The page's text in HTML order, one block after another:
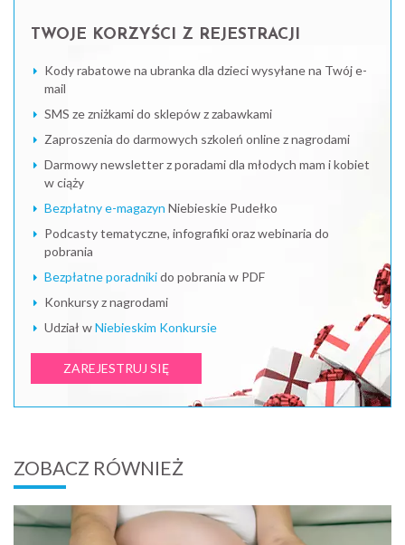
TWOJE KORZYŚCI Z REJESTRACJI
Kody rabatowe na ubranka dla dzieci wysyłane na Twój e-
mail
SMS ze zniżkami do sklepów z zabawkami
Zaproszenia do darmowych szkoleń online z nagrodami
Darmowy newsletter z poradami dla młodych mam i kobiet
w ciąży
Bezpłatny e-magazyn Niebieskie Pudełko
Podcasty tematyczne, infografiki oraz webinaria do
pobrania
Bezpłatne poradnikido pobrania w PDF
Konkursy z nagrodami
Udział wNiebieskim Konkursie
ZAREJESTRUJ SIĘ
ZOBACZ RÓWNIEŻ